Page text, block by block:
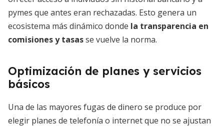
pymes que antes eran rechazadas. Esto genera un
ecosistema más dinámico donde la transparencia en
comisiones y tasasse vuelve la norma.
Optimización de planes y servicios
básicos
Una de las mayores fugas de dinero se produce por
elegir planes de telefonía o internet que no se ajustan